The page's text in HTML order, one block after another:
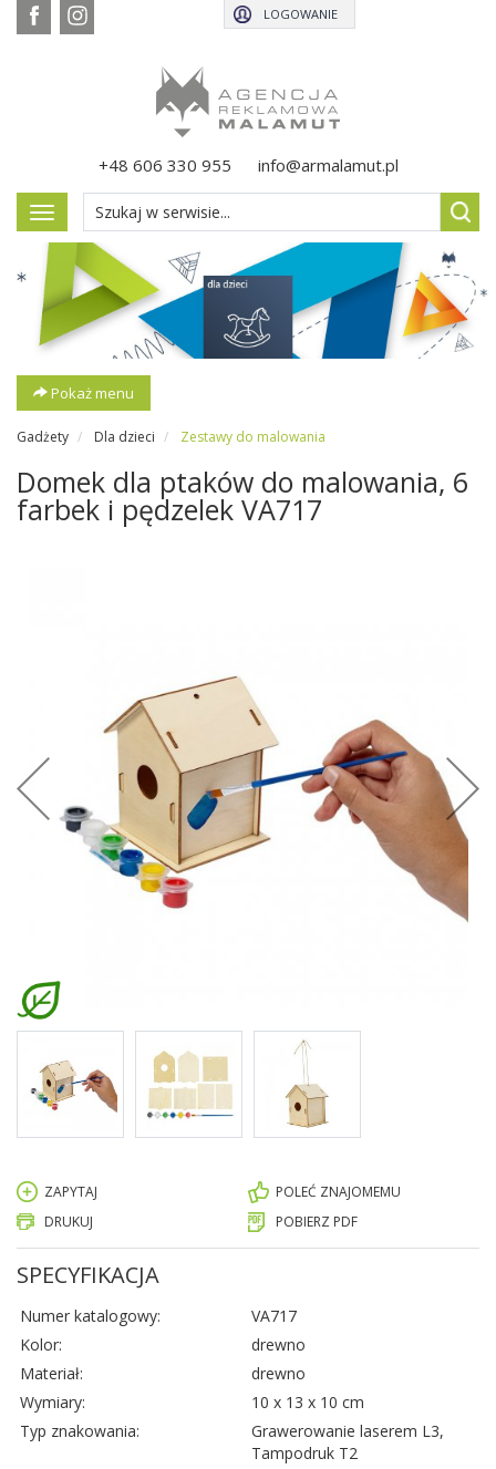
+48 606 330 955 info@armalamut.pl
LOGOWANIE
Pokaż
menu
Pokaż menu
Gadżety Dla dzieci Zestawy do malowania
Domek dla ptaków do malowania, 6
farbek i pędzelek VA717
ZAPYTAJ
POLEĆ ZNAJOMEMU
DRUKUJ
POBIERZ PDF
SPECYFIKACJA
Numer katalogowy:
VA717
Kolor:
drewno
Materiał:
drewno
Wymiary:
10 x 13 x 10 cm
Typ znakowania:
Grawerowanie laserem L3,
Tampodruk T2